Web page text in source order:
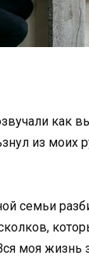
как
из моих
семьи
моя жизнь